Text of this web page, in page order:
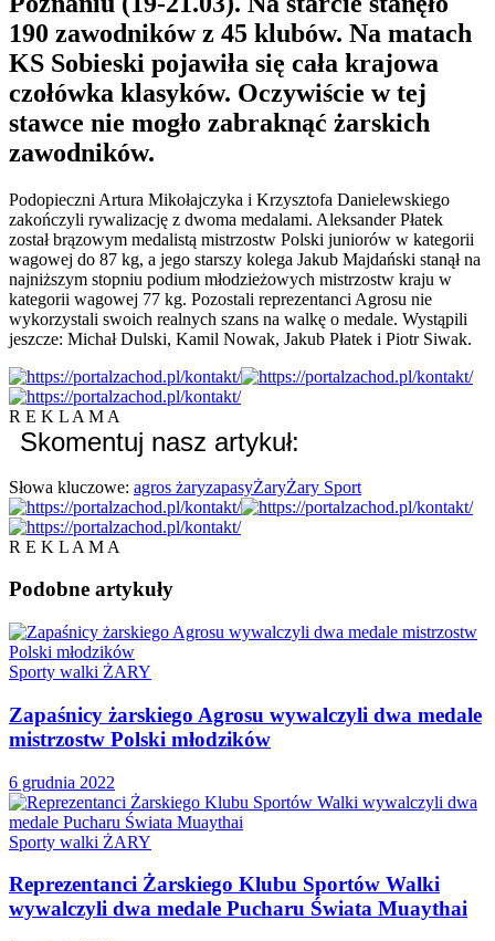
190 zawodników z 45 klubów. Na matach
KS Sobieski pojawiła się cała krajowa
czołówka klasyków. Oczywiście w tej
stawce nie mogło zabraknąć żarskich
zawodników.
Podopieczni Artura Mikołajczyka i Krzysztofa Danielewskiego
zakończyli rywalizację z dwoma medalami. Aleksander Płatek
został brązowym medalistą mistrzostw Polski juniorów w kategorii
wagowej do 87 kg, a jego starszy kolega Jakub Majdański stanął na
najniższym stopniu podium młodzieżowych mistrzostw kraju w
kategorii wagowej 77 kg. Pozostali reprezentanci Agrosu nie
wykorzystali swoich realnych szans na walkę o medale. Wystąpili
jeszcze: Michał Dulski, Kamil Nowak, Jakub Płatek i Piotr Siwak.
R E K L A M A
Skomentuj nasz artykuł:
Słowa kluczowe: agros żaryzapasyŻaryŻary Sport
R E K L A M A
Podobne artykuły
Sporty walki ŻARY
Zapaśnicy żarskiego Agrosu wywalczyli dwa medale
mistrzostw Polski młodzików
6 grudnia 2022
Sporty walki ŻARY
Reprezentanci Żarskiego Klubu Sportów Walki
wywalczyli dwa medale Pucharu Świata Muaythai